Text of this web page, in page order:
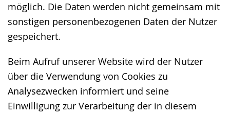
möglich. Die Daten werden nicht gemeinsam mit
sonstigen personenbezogenen Daten der Nutzer
gespeichert.
Beim Aufruf unserer Website wird der Nutzer
über die Verwendung von Cookies zu
Analysezwecken informiert und seine
Einwilligung zur Verarbeitung der in diesem